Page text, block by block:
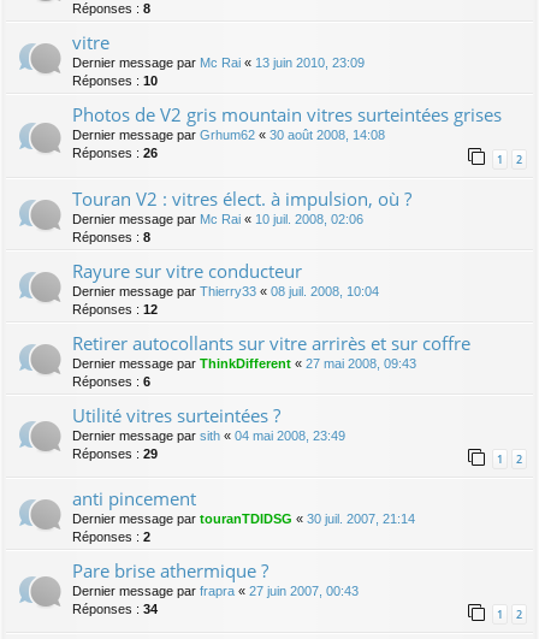
Réponses : 8
vitre
Dernier message par Mc Rai « 13 juin 2010, 23:09
Réponses : 10
Photos de V2 gris mountain vitres surteintées grises
Dernier message par Grhum62 « 30 août 2008, 14:08
Réponses : 26 1 2
Touran V2 : vitres élect. à impulsion, où ?
Dernier message par Mc Rai « 10 juil. 2008, 02:06
Réponses : 8
Rayure sur vitre conducteur
Dernier message par Thierry33 « 08 juil. 2008, 10:04
Réponses : 12
Retirer autocollants sur vitre arrirès et sur coffre
Dernier message par ThinkDifferent « 27 mai 2008, 09:43
Réponses : 6
Utilité vitres surteintées ?
Dernier message par sith « 04 mai 2008, 23:49
Réponses : 29 1 2
anti pincement
Dernier message par touranTDIDSG « 30 juil. 2007, 21:14
Réponses : 2
Pare brise athermique ?
Dernier message par frapra « 27 juin 2007, 00:43
Réponses : 34 1 2